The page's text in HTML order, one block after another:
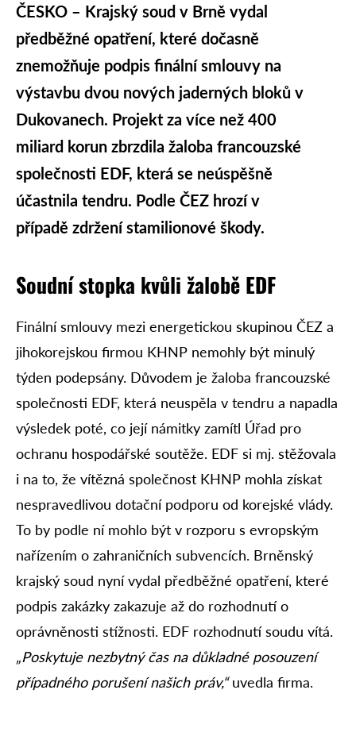
ČESKO – Krajský soud v Brně vydal
předběžné opatření, které dočasně
znemožňuje podpis finální smlouvy na
výstavbu dvou nových jaderných bloků v
Dukovanech. Projekt za více než 400
miliard korun zbrzdila žaloba francouzské
společnosti EDF, která se neúspěšně
účastnila tendru. Podle ČEZ hrozí v
případě zdržení stamilionové škody.
Soudní stopka kvůli žalobě EDF
Finální smlouvy mezi energetickou skupinou ČEZ a
jihokorejskou firmou KHNP nemohly být minulý
týden podepsány. Důvodem je žaloba francouzské
společnosti EDF, která neuspěla v tendru a napadla
výsledek poté, co její námitky zamítl Úřad pro
ochranu hospodářské soutěže. EDF si mj. stěžovala
i na to, že vítězná společnost KHNP mohla získat
nespravedlivou dotační podporu od korejské vlády.
To by podle ní mohlo být v rozporu s evropským
nařízením o zahraničních subvencích. Brněnský
krajský soud nyní vydal předběžné opatření, které
podpis zakázky zakazuje až do rozhodnutí o
oprávněnosti stížnosti. EDF rozhodnutí soudu vítá.
„Poskytuje nezbytný čas na důkladné posouzení
případného porušení našich práv,“uvedla firma.